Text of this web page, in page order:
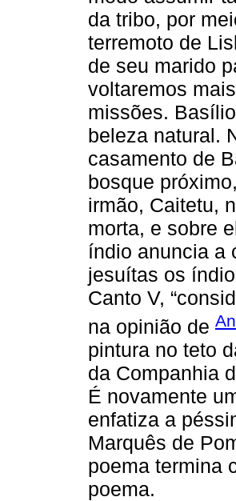
da tribo, por
terremoto de
de seu marido
voltaremos
missões.
beleza natural.
casamento de
bosque
irmão, Caitetu,
morta, e sobre
índio anuncia a
jesuítas os
Canto V,
na opinião de
pintura no teto
da Companhia
É novamente
enfatiza a
Marquês de
poema termina
poema.